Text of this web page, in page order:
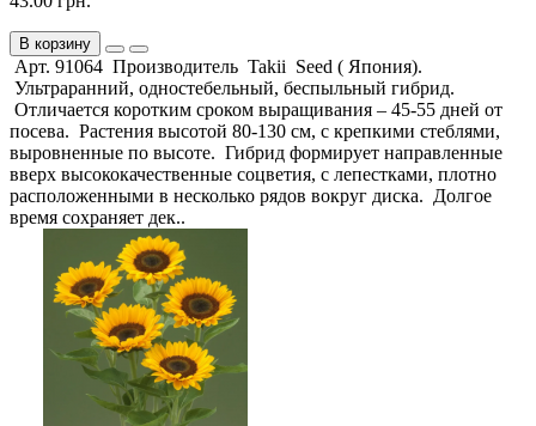
В корзину
Арт. 91064 Производитель Takii Seed ( Япония).
Ультраранний, одностебельный, беспыльный гибрид.
Отличается коротким сроком выращивания – 45-55 дней от
посева. Растения высотой 80-130 см, с крепкими стеблями,
выровненные по высоте. Гибрид формирует направленные
вверх высококачественные соцветия, с лепестками, плотно
расположенными в несколько рядов вокруг диска. Долгое
время сохраняет дек..